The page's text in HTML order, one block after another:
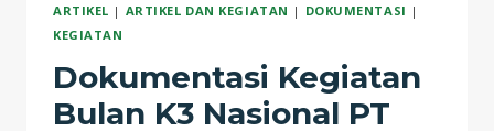
ARTIKEL | ARTIKEL DAN KEGIATAN | DOKUMENTASI |
KEGIATAN
Dokumentasi Kegiatan
Bulan K3 Nasional PT